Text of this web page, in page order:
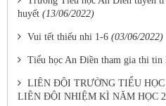
huyết (13/06/2022)
Vui tết thiếu nhi 1-6 (03/06/2022)
Tiểu học An Điền tham gia thi tin
LIÊN ĐỘI TRƯỜNG TIỂU
LIÊN ĐỘI NHIỆM KÌ NĂM HỌC